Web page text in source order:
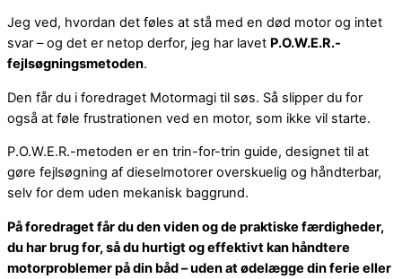
Jeg ved, hvordan det føles at stå med en død motor og intet
svar – og det er netop derfor, jeg har lavet P.O.W.E.R.-
fejlsøgningsmetoden.
Den får du i foredraget Motormagi til søs. Så slipper du for
også at føle frustrationen ved en motor, som ikke vil starte.
P.O.W.E.R.-metoden er en trin-for-trin guide, designet til at
gøre fejlsøgning af dieselmotorer overskuelig og håndterbar,
selv for dem uden mekanisk baggrund.
På foredraget får du den viden og de praktiske færdigheder,
du har brug for, så du hurtigt og effektivt kan håndtere
motorproblemer på din båd – uden at ødelægge din ferie eller